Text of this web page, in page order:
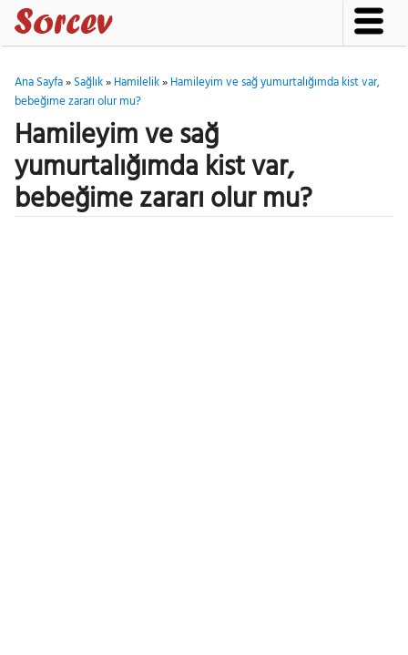
Ana Sayfa»Sağlık»Hamilelik»Hamileyim ve sağ yumurtalığımda kist var,
bebeğime zararı olur mu?
Hamileyim ve sağ
yumurtalığımda kist var,
bebeğime zararı olur mu?